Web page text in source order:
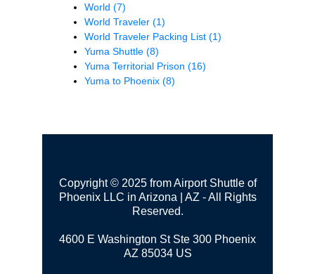
World (7)
World Traveler (1)
World Traveler Packing List (1)
Yuma Shuttle (8)
Yuma Territorial Prison (16)
Yuma to Phoenix (8)
Copyright © 2025 from Airport Shuttle of
Phoenix LLC in Arizona | AZ - All Rights
Reserved.
4600 E Washington St Ste 300 Phoenix
AZ 85034 US